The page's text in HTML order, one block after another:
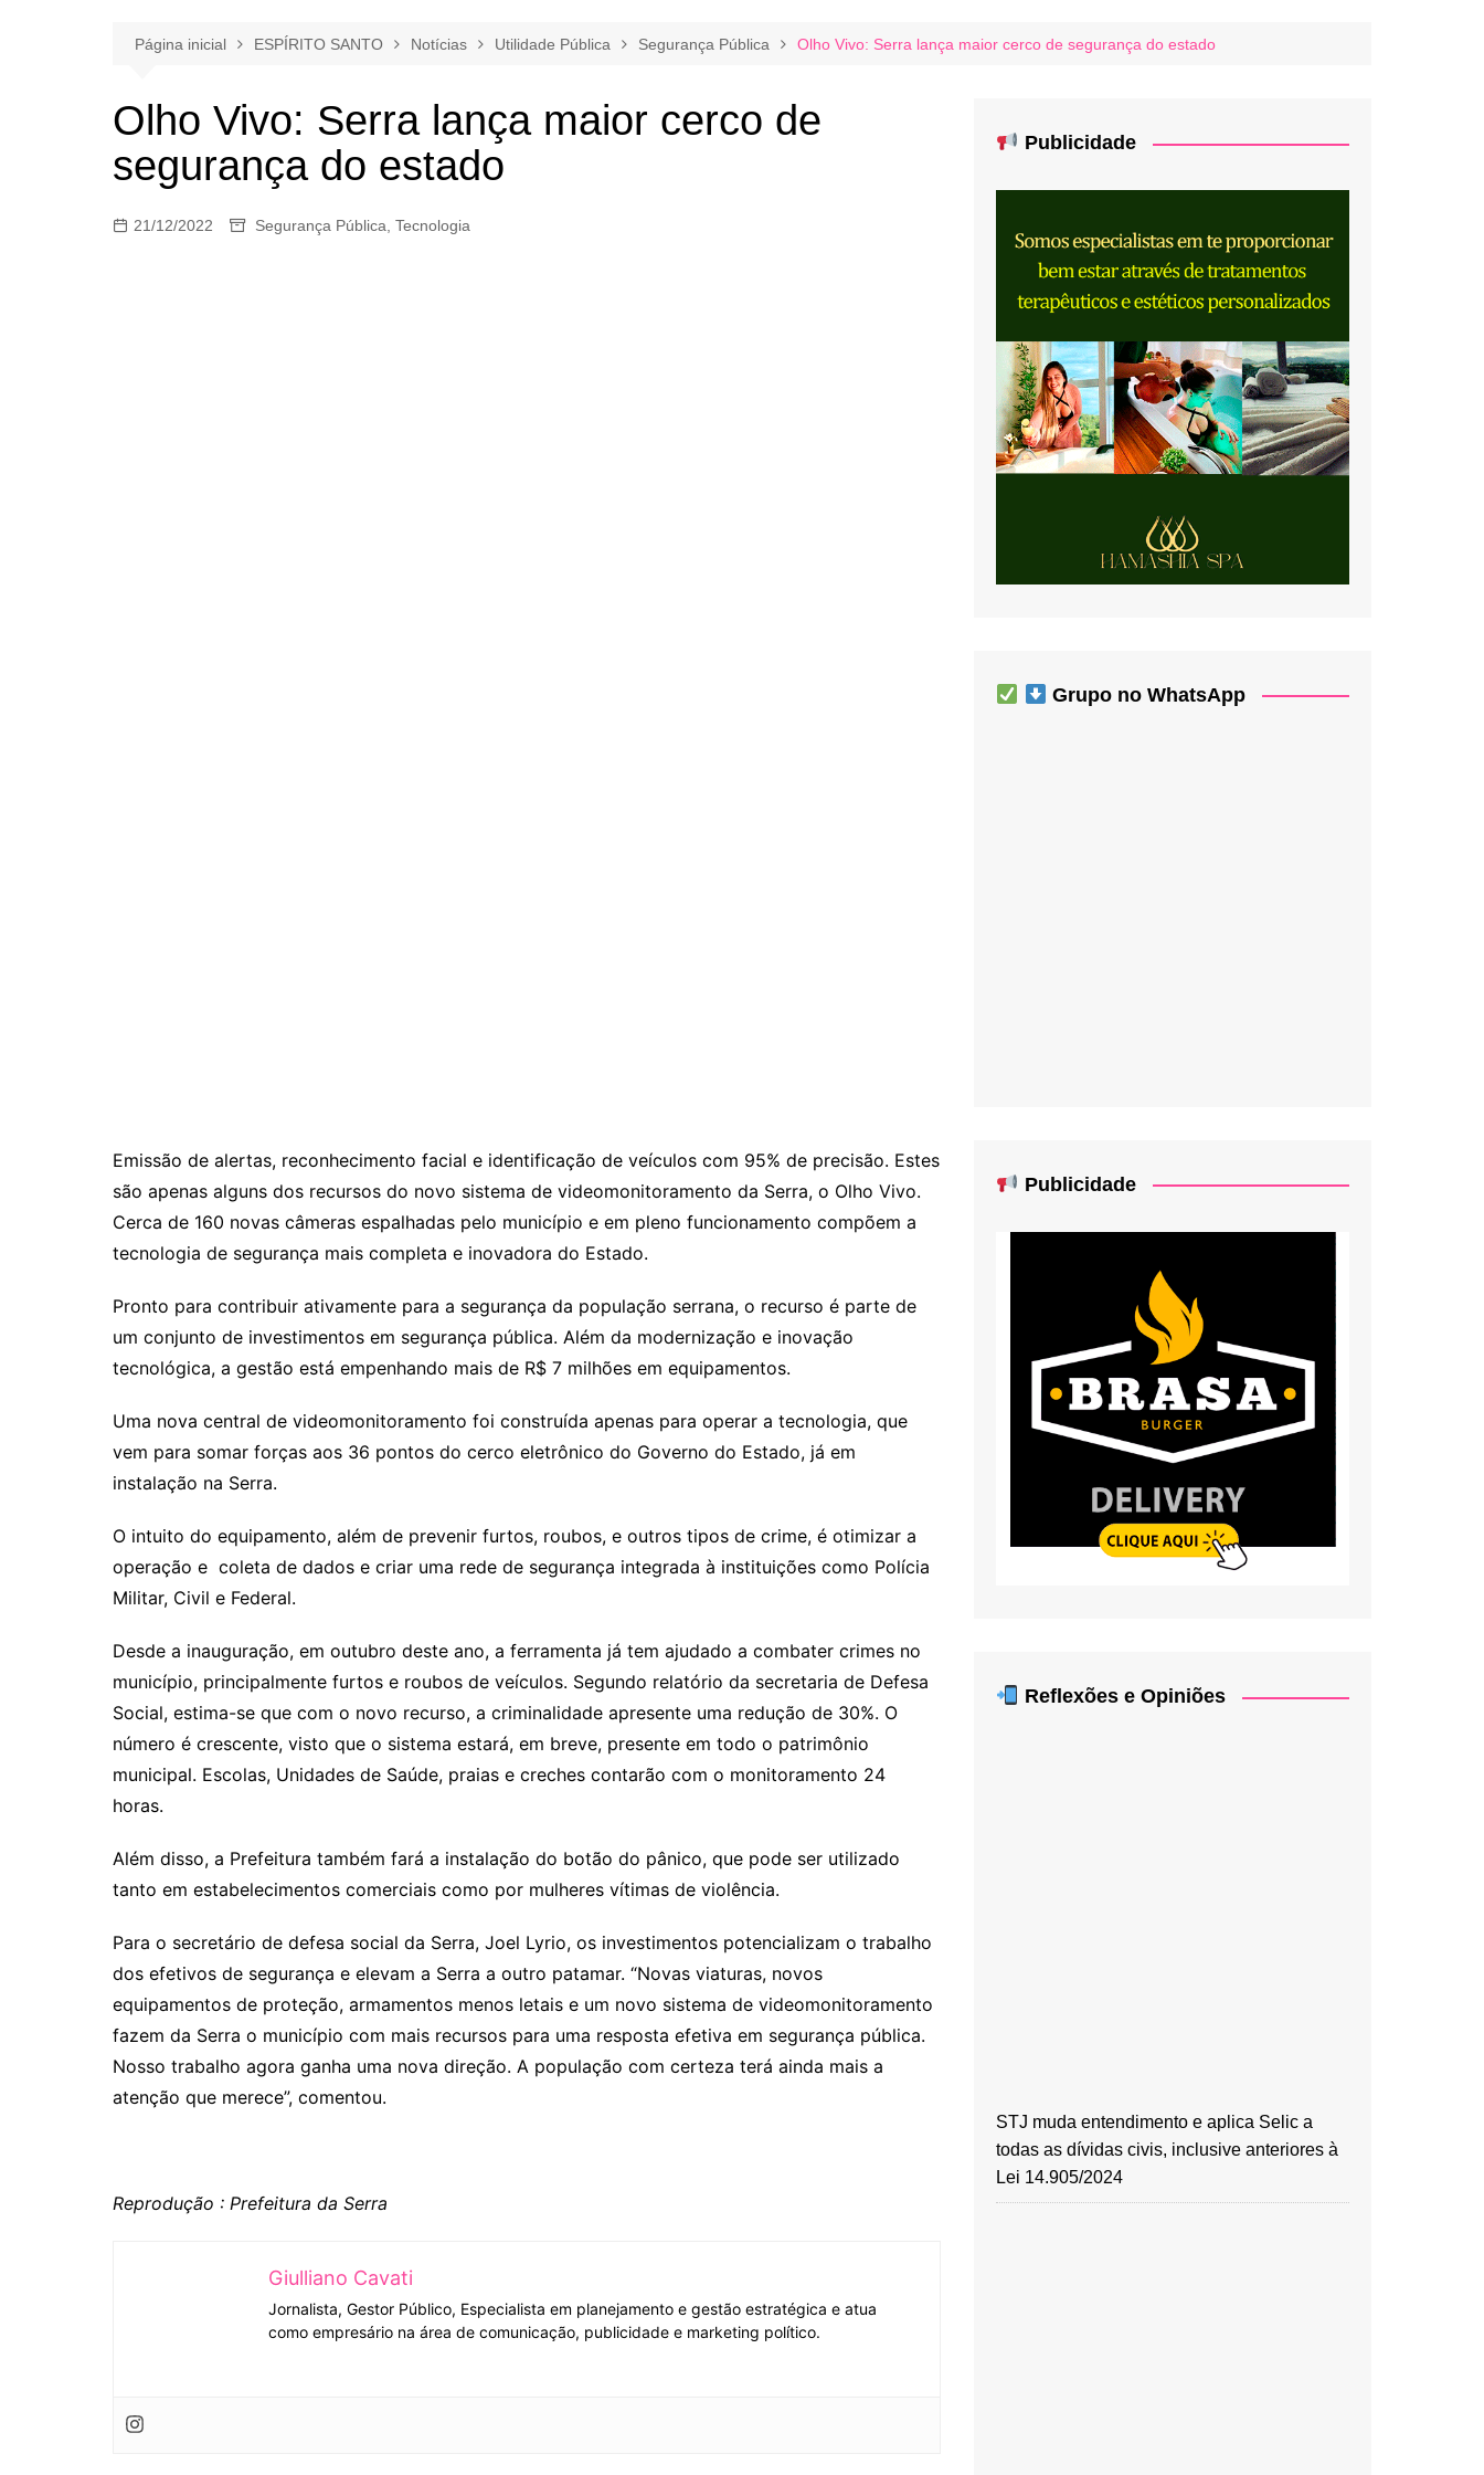
Página inicial ESPÍRITO SANTO Notícias Utilidade Pública Segurança Pública Olho Vivo: Serra lança maior cerco de segurança do estado
Olho Vivo: Serra lança maior cerco de
segurança do estado
21/12/2022 Segurança Pública Tecnologia
Emissão de alertas, reconhecimento facial e identificação de veículos com 95% de precisão. Estes
são apenas alguns dos recursos do novo sistema de videomonitoramento da Serra, o Olho Vivo.
Cerca de 160 novas câmeras espalhadas pelo município e em pleno funcionamento compõem a
tecnologia de segurança mais completa e inovadora do Estado.
Pronto para contribuir ativamente para a segurança da população serrana, o recurso é parte de
um conjunto de investimentos em segurança pública. Além da modernização e inovação
tecnológica, a gestão está empenhando mais de R$ 7 milhões em equipamentos.
Uma nova central de videomonitoramento foi construída apenas para operar a tecnologia, que
vem para somar forças aos 36 pontos do cerco eletrônico do Governo do Estado, já em
instalação na Serra.
O intuito do equipamento, além de prevenir furtos, roubos, e outros tipos de crime, é otimizar a
operação e coleta de dados e criar uma rede de segurança integrada à instituições como Polícia
Militar, Civil e Federal.
Desde a inauguração, em outubro deste ano, a ferramenta já tem ajudado a combater crimes no
município, principalmente furtos e roubos de veículos. Segundo relatório da secretaria de Defesa
Social, estima-se que com o novo recurso, a criminalidade apresente uma redução de 30%. O
número é crescente, visto que o sistema estará, em breve, presente em todo o patrimônio
municipal. Escolas, Unidades de Saúde, praias e creches contarão com o monitoramento 24
horas.
Além disso, a Prefeitura também fará a instalação do botão do pânico, que pode ser utilizado
tanto em estabelecimentos comerciais como por mulheres vítimas de violência.
Para o secretário de defesa social da Serra, Joel Lyrio, os investimentos potencializam o trabalho
dos efetivos de segurança e elevam a Serra a outro patamar. “Novas viaturas, novos
equipamentos de proteção, armamentos menos letais e um novo sistema de videomonitoramento
fazem da Serra o município com mais recursos para uma resposta efetiva em segurança pública.
Nosso trabalho agora ganha uma nova direção. A população com certeza terá ainda mais a
atenção que merece”, comentou.
Reprodução : Prefeitura da Serra
Giulliano Cavati
Jornalista, Gestor Público, Especialista em planejamento e gestão estratégica e atua
como empresário na área de comunicação, publicidade e marketing político.
Publicidade
Grupo no WhatsApp
Publicidade
Reflexões e Opiniões
STJ muda entendimento e aplica Selic a
todas as dívidas civis, inclusive anteriores à
Lei 14.905/2024